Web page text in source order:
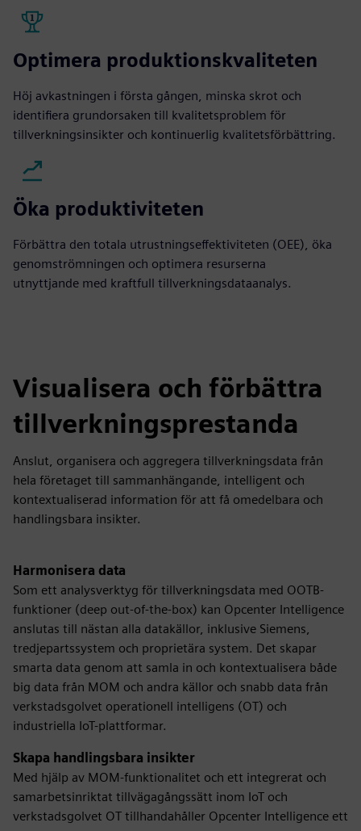
Optimera produktionskvaliteten
Höj avkastningen i första gången, minska skrot och
identifiera grundorsaken till kvalitetsproblem för
tillverkningsinsikter och kontinuerlig kvalitetsförbättring.
Öka produktiviteten
Förbättra den totala utrustningseffektiviteten (OEE), öka
genomströmningen och optimera resurserna
utnyttjande med kraftfull tillverkningsdataanalys.
Visualisera och förbättra
tillverkningsprestanda
Anslut, organisera och aggregera tillverkningsdata från
hela företaget till sammanhängande, intelligent och
kontextualiserad information för att få omedelbara och
handlingsbara insikter.
Harmonisera data
Som ett analysverktyg för tillverkningsdata med OOTB-
funktioner (deep out-of-the-box) kan Opcenter Intelligence
anslutas till nästan alla datakällor, inklusive Siemens,
tredjepartssystem och proprietära system. Det skapar
smarta data genom att samla in och kontextualisera både
big data från MOM och andra källor och snabb data från
verkstadsgolvet operationell intelligens (OT) och
industriella IoT-plattformar.
Skapa handlingsbara insikter
Med hjälp av MOM-funktionalitet och ett integrerat och
samarbetsinriktat tillvägagångssätt inom IoT och
verkstadsgolvet OT tillhandahåller Opcenter Intelligence ett